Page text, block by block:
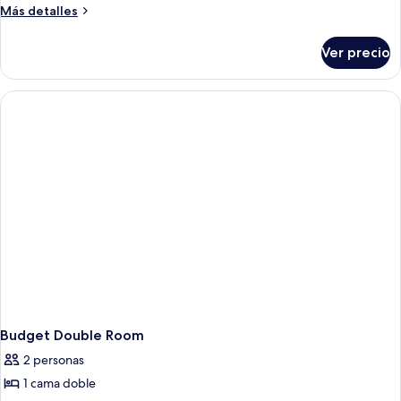
Double
Más detalles
Más
Room
Ver precio
Budget Double Room
2 personas
1 cama doble